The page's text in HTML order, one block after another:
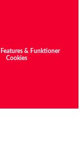
Features & Funktioner
Cookies